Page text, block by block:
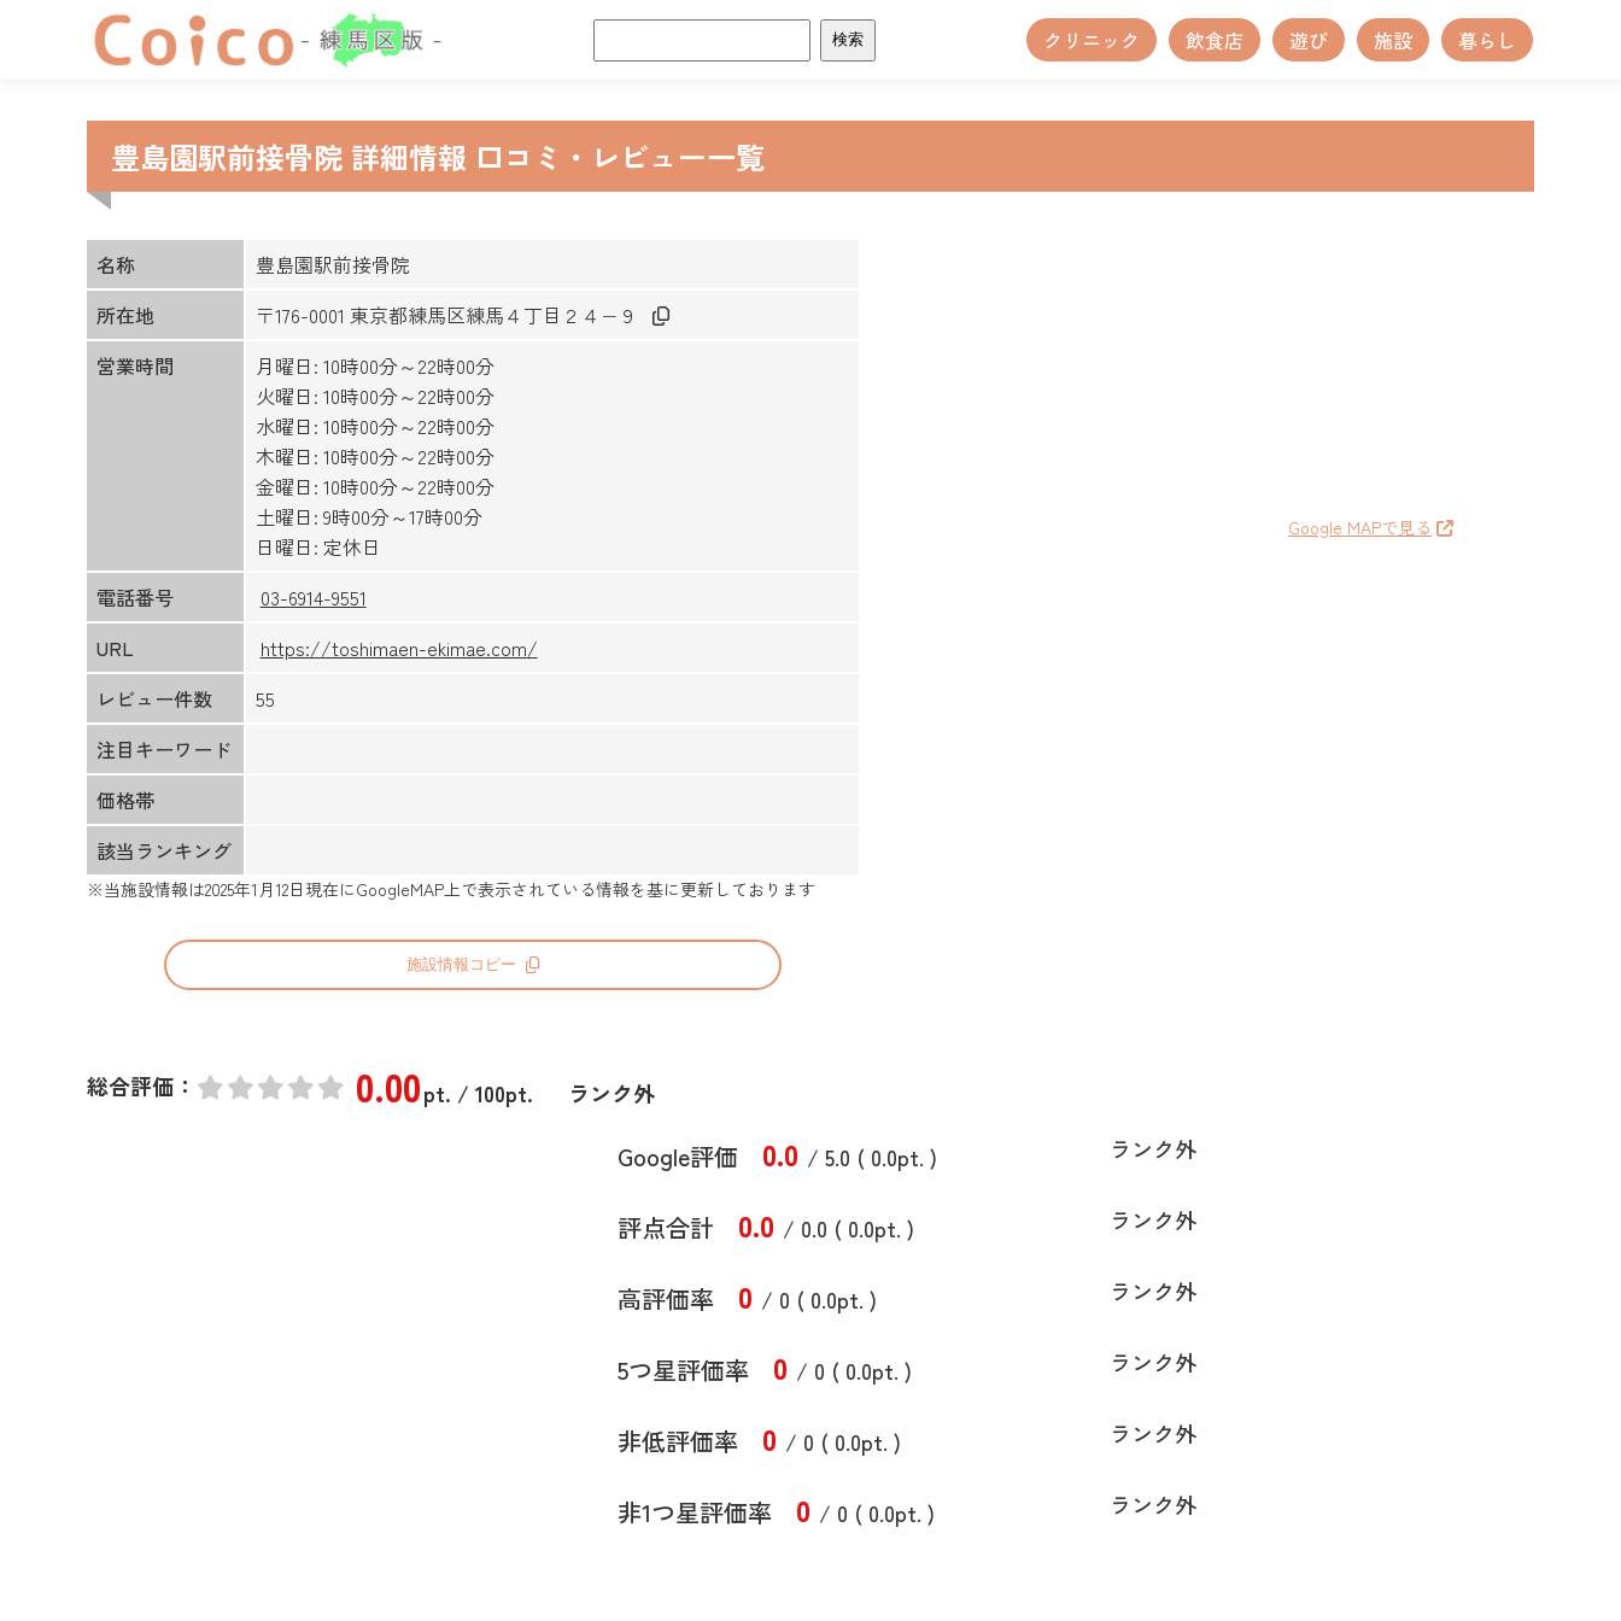
索:
クリニック 飲食店 遊び 施設 暮らし
豊島園駅前接骨院 詳細情報 口コミ・レビュー一覧
名称
豊島園駅前接骨院
所在地
〒176-0001 東京都練馬区練馬４丁目２４−９
営業時間
月曜日: 10時00分～22時00分
火曜日: 10時00分～22時00分
水曜日: 10時00分～22時00分
木曜日: 10時00分～22時00分
金曜日: 10時00分～22時00分
土曜日: 9時00分～17時00分
日曜日: 定休日
電話番号
03-6914-9551
URL
https://toshimaen-ekimae.com/
レビュー件数
55
注目キーワード
価格帯
該当ランキング
※当施設情報は2025年1月12日現在にGoogleMAP上で表示されている情報を基に更新しております
施設情報コピー
Google MAPで見る
総合評価： 0.00pt. / 100pt. ランク外
Google評価 0.0 / 5.0 ( 0.0pt. ) ランク外
評点合計 0.0 / 0.0 ( 0.0pt. ) ランク外
高評価率 0 / 0 ( 0.0pt. ) ランク外
5つ星評価率 0 / 0 ( 0.0pt. ) ランク外
非低評価率 0 / 0 ( 0.0pt. ) ランク外
非1つ星評価率 0 / 0 ( 0.0pt. ) ランク外